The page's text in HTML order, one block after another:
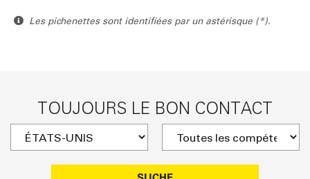
Les pichenettes sont identifiées par un astérisque (*).
TOUJOURS LE BON CONTACT